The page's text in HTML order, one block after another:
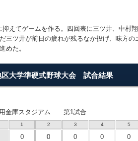
えてゲームを作る。四回表に三ツ井、中村
三ツ井が前日の疲れが残るなか投げ、味方
めた。
大学準硬式野球大会 試合結果
用金庫スタジアム 第1試合
1 2 3 4 5
0 0 0 0 0